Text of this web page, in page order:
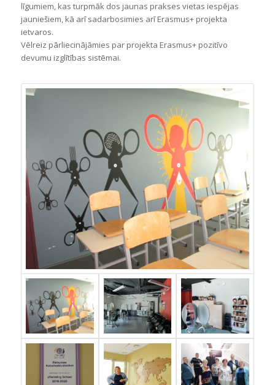
līgumiem, kas turpmāk dos jaunas prakses vietas iespējas
jauniešiem, kā arī sadarbosimies arī Erasmus+ projekta
ietvaros.
Vēlreiz pārliecinājāmies par projekta Erasmus+ pozitīvo
devumu izglītības sistēmai.